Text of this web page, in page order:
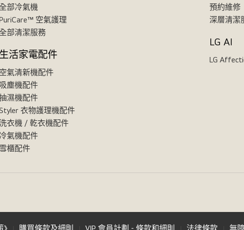
部冷氣機
空氣護理
部清潔服務
生活家電配件
空氣清新機配件
吸塵機配件
濕機配件
衣物護理機配件
衣機 / 乾衣機配件
冷氣機配件
雪櫃配件
預約維修
深層清潔
LG AI
LG